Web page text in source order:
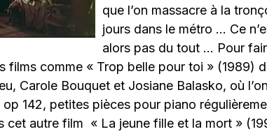
que l’on massacre à la
jours dans le métro … Ce
alors pas du tout … Pour
films comme « Trop belle pour toi » (1989)
Carole Bouquet et Josiane Balasko, où
142, petites pièces pour piano
cet autre film « La jeune fille et la mort »